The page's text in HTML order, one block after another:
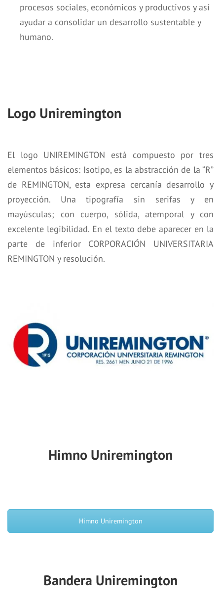
procesos sociales, económicos y productivos y así
ayudar a consolidar un desarrollo sustentable y
humano.
Logo Uniremington
El logo UNIREMINGTON está compuesto por tres
elementos básicos: Isotipo, es la abstracción de la “R”
de REMINGTON, esta expresa cercanía desarrollo y
proyección. Una tipografía sin serifas y en
mayúsculas; con cuerpo, sólida, atemporal y con
excelente legibilidad. En el texto debe aparecer en la
parte de inferior CORPORACIÓN UNIVERSITARIA
REMINGTON y resolución.
Himno Uniremington
Himno Uniremington
Bandera Uniremington